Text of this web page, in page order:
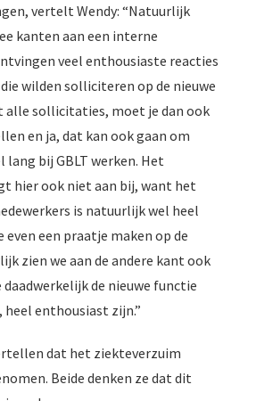
vertelt Wendy: “Natuurlijk
kanten aan een interne
veel enthousiaste reacties
wilden solliciteren op de nieuwe
alle sollicitaties, moet je dan ook
en ja, dat kan ook gaan om
lang bij GBLT werken. Het
hier ook niet aan bij, want het
is natuurlijk wel heel
even een praatje maken op de
zien we aan de andere kant ook
daadwerkelijk de nieuwe functie
enthousiast zijn.”
dat het ziekteverzuim
Beide denken ze dat dit